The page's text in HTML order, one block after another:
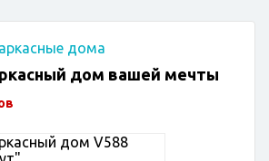
дом вашей мечты